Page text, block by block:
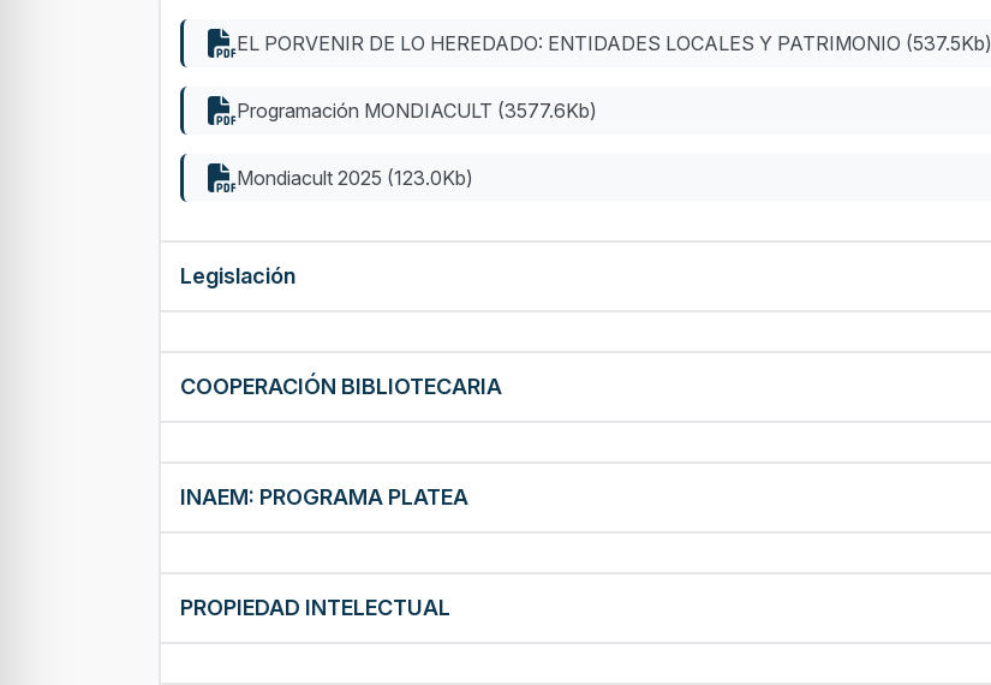
EL PORVENIR DE LO HEREDADO: ENTIDADES LOCALES Y PATRIMONIO (537.5Kb)
Programación MONDIACULT (3577.6Kb)
Mondiacult 2025 (123.0Kb)
Legislación
COOPERACIÓN BIBLIOTECARIA
INAEM: PROGRAMA PLATEA
PROPIEDAD INTELECTUAL